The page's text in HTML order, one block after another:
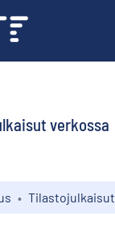
verkossa
Tilastojulkaisut